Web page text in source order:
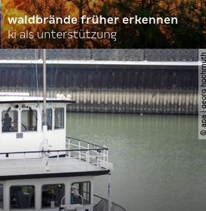
waldbrände früher erkennen
ki als unterstützung
© apa |